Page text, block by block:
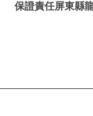
保證責任屏東縣